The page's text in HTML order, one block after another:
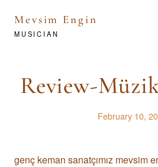
Mevsim Engin
MUSICIAN
Review-
February 10,
genç keman sanatçımız mevsim